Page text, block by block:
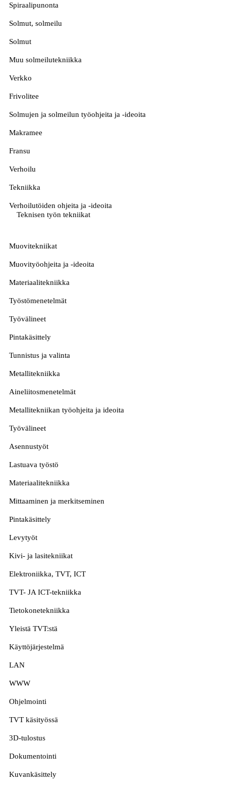
Spiraalipunonta
Solmut, solmeilu
Solmut
Muu solmeilutekniikka
Verkko
Frivolitee
Solmujen ja solmeilun työohjeita ja -ideoita
Makramee
Fransu
Verhoilu
Tekniikka
Verhoilutöiden ohjeita ja -ideoita
Teknisen työn tekniikat
Muovitekniikat
Muovityöohjeita ja -ideoita
Materiaalitekniikka
Työstömenetelmät
Työvälineet
Pintakäsittely
Tunnistus ja valinta
Metallitekniikka
Aineliitosmenetelmät
Metallitekniikan työohjeita ja ideoita
Työvälineet
Asennustyöt
Lastuava työstö
Materiaalitekniikka
Mittaaminen ja merkitseminen
Pintakäsittely
Levytyöt
Kivi- ja lasitekniikat
Elektroniikka, TVT, ICT
TVT- JA ICT-tekniikka
Tietokonetekniikka
Yleistä TVT:stä
Käyttöjärjestelmä
LAN
WWW
Ohjelmointi
TVT käsityössä
3D-tulostus
Dokumentointi
Kuvankäsittely